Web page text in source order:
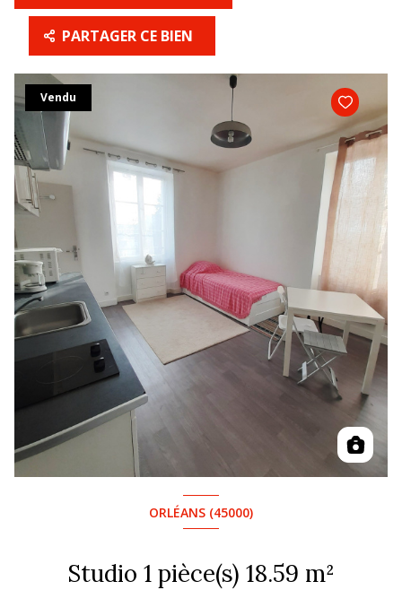
PARTAGER CE BIEN
Vendu
ORLÉANS (45000)
Studio 1 pièce(s) 18.59 m²